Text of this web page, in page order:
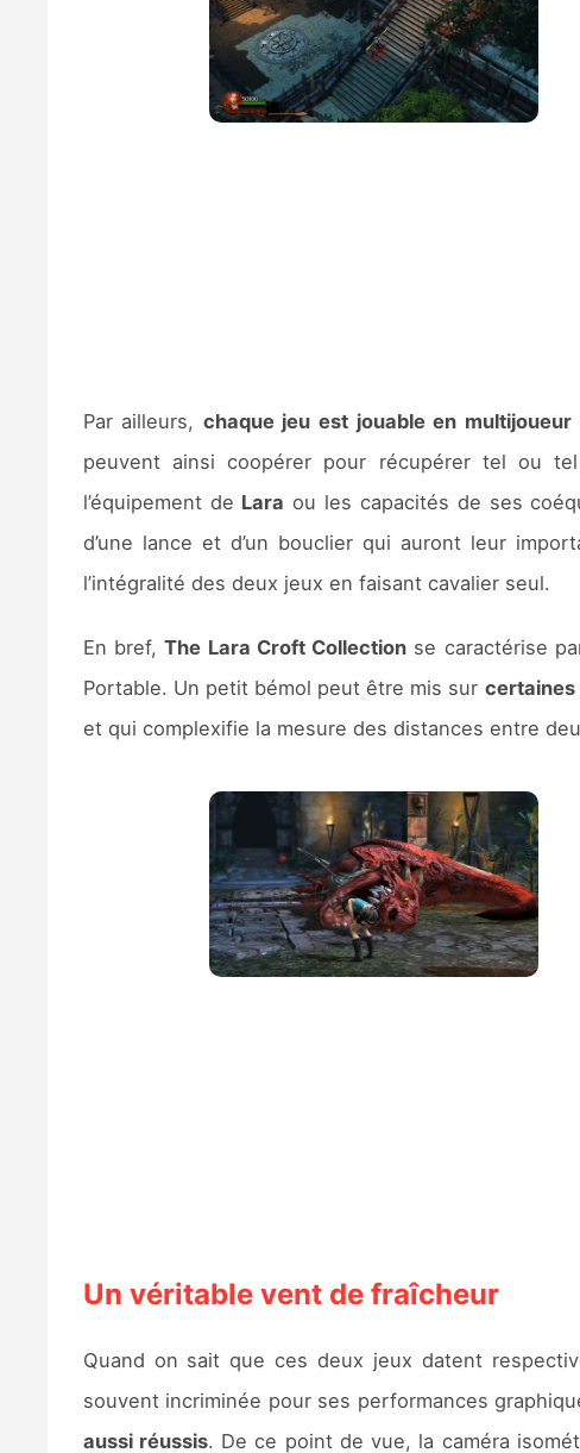
Par ailleurs, chaque jeu est jouable en multijoueur
peuvent ainsi coopérer pour récupérer tel ou
l’équipement de Lara ou les capacités de ses
d’une lance et d’un bouclier qui auront leur
l’intégralité des deux jeux en faisant cavalier seul.
En bref,The Lara Croft Collection se caractérise
Portable. Un petit bémol peut être mis sur certaines
et qui complexifie la mesure des distances entre
Un véritable vent de fraîcheur
Quand on sait que ces deux jeux datent
souvent incriminée pour ses performances
aussi réussis. De ce point de vue, la caméra